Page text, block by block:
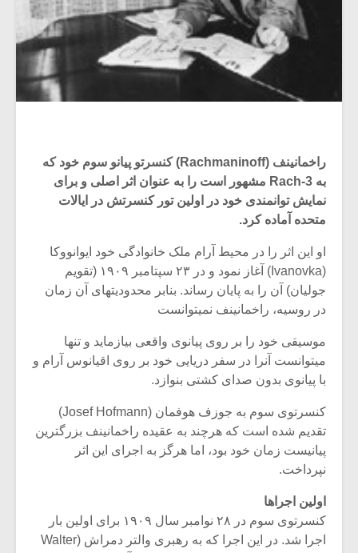
راخمانینف (Rachmaninoff) کنسرتو پیانو سوم خود که
به Rach-3 مشهور است را به عنوان اثر اصلی و برای
نمایش توانمندی خود در اولین تور کنسرتش در ایالات
متحده آماده کرد.
او این اثر را در محیط آرام ملک خانوادگی خود ایوانووکا
(Ivanovka) آغاز نمود و در ۲۳ سپتامبر ۱۹۰۹ (تقویم
جولیان) آن را به پایان رساند. بنابر محدودیتهای آن زمان
در روسیه، راخمانینف نمیتوانست
موسیقی خود را بر روی پیانوی واقعی بیازماید و تنها
میتوانست آنرا در سفر دریایی خود بر روی اقیانوس آرام و
با پیانوی بدون صدای کشتی بنوازد.
کنسرتوی سوم به جوزف هوفمان (Josef Hofmann)
تقدیم شده است که هرچند به عقیده راخمانینف بزرگترین
پیانیست زمان خود بود، اما هرگز به اجرای این اثر
نپرداخت.
اولین اجراها
کنسرتوی سوم در ۲۸ نوامبر سال ۱۹۰۹ برای اولین بار
اجرا شد. در این اجرا که به رهبری والتر دمراش (Walter